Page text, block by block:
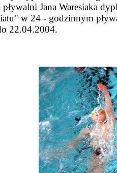
Jana Waresiaka
w 24 - godzinnym
22.04.2004.